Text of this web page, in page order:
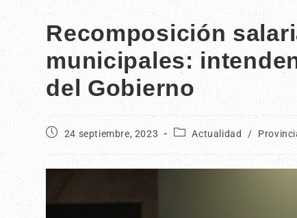
Recomposición
municipales:
del Gobierno
24 septiembre, 2023 Actualidad /